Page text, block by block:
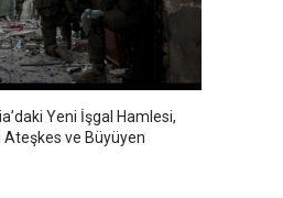
Yeni İşgal Hamlesi,
Ateşkes ve Büyüyen